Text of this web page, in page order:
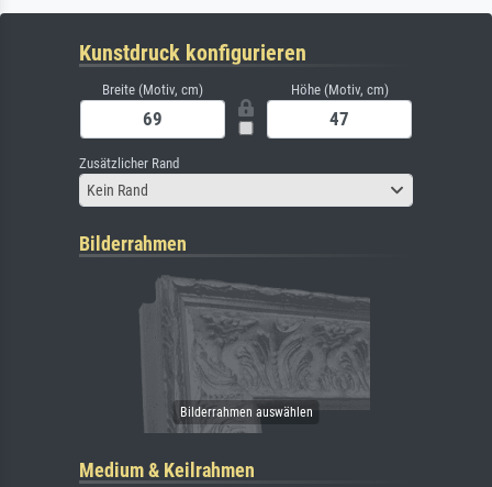
Kunstdruck konfigurieren
Breite (Motiv, cm) Höhe (Motiv, cm)
Zusätzlicher Rand
Kein Rand
Bilderrahmen
Medium & Keilrahmen